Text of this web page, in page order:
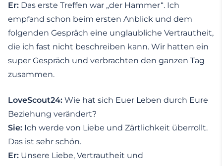
Er: Das erste Treffen war „der Hammer“. Ich
empfand schon beim ersten Anblick und dem
folgenden Gespräch eine unglaubliche Vertrautheit,
die ich fast nicht beschreiben kann. Wir hatten ein
super Gespräch und verbrachten den ganzen Tag
zusammen.
LoveScout24: Wie hat sich Euer Leben durch Eure
Beziehung verändert?
Sie: Ich werde von Liebe und Zärtlichkeit überrollt.
Das ist sehr schön.
Er: Unsere Liebe, Vertrautheit und